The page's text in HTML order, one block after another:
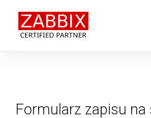
Szkolenia
Formularz zapisu na